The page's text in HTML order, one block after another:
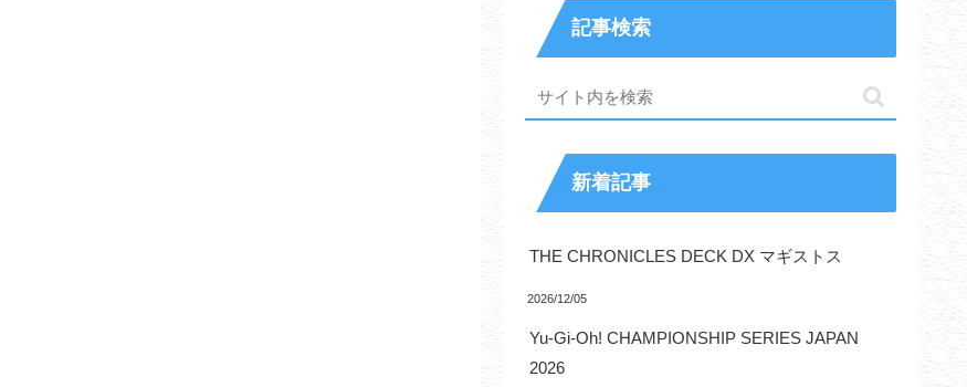
記事検索
新着記事
THE CHRONICLES DECK DX マギストス
2026/12/05
Yu-Gi-Oh! CHAMPIONSHIP SERIES JAPAN
2026